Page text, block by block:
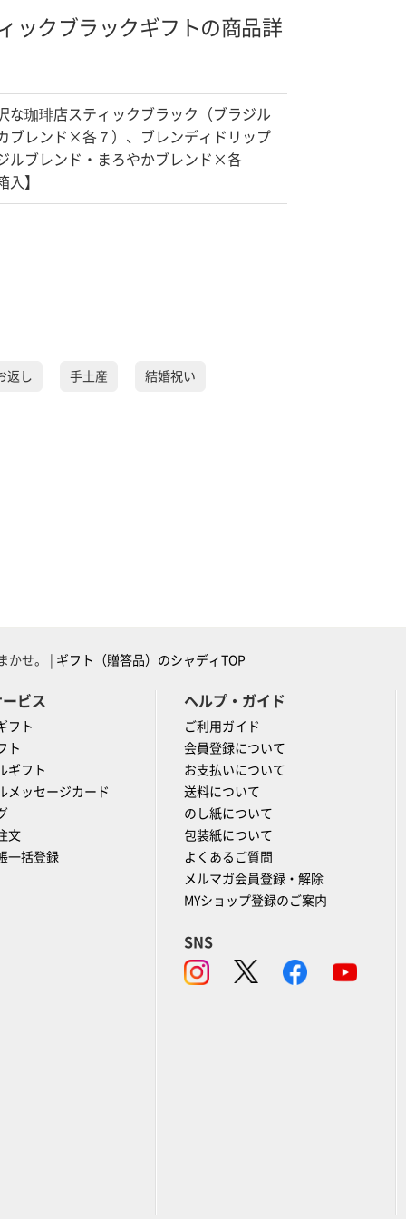
クブラックギフトの商品詳
な珈琲店スティックブラック（ブラジル
ブレンド×各７）、ブレンディドリップ
ルブレンド・まろやかブレンド×各
】
返し 手土産 結婚祝い
かせ。 | ギフト（贈答品）のシャディTOP
ビス
フト
ト
ギフト
メッセージカード
文
一括登録
ヘルプ・ガイド
ご利用ガイド
会員登録について
お支払いについて
送料について
のし紙について
包装紙について
よくあるご質問
メルマガ会員登録・解除
MYショップ登録のご案内
SNS